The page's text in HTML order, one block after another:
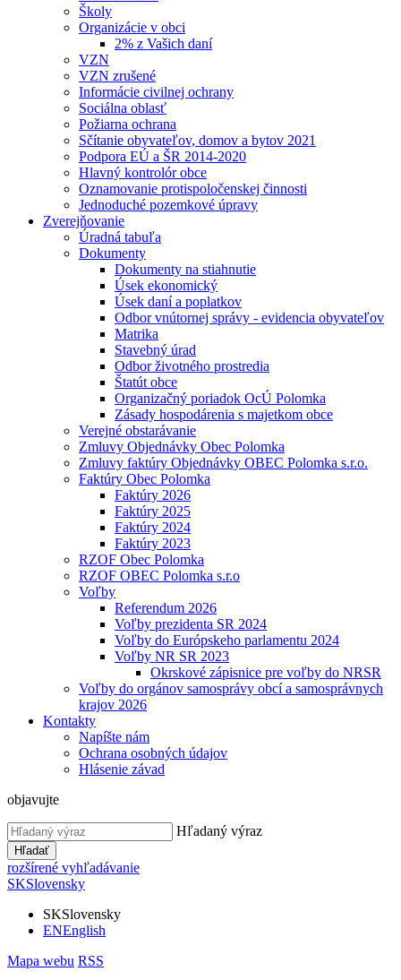
Školy
Organizácie v obci
2% z Vašich daní
VZN
VZN zrušené
Informácie civilnej ochrany
Sociálna oblasť
Požiarna ochrana
Sčítanie obyvateľov, domov a bytov 2021
Podpora EÚ a ŠR 2014-2020
Hlavný kontrolór obce
Oznamovanie protispoločenskej činnosti
Jednoduché pozemkové úpravy
Zverejňovanie
Úradná tabuľa
Dokumenty
Dokumenty na stiahnutie
Úsek ekonomický
Úsek daní a poplatkov
Odbor vnútornej správy - evidencia obyvateľov
Matrika
Stavebný úrad
Odbor životného prostredia
Štatút obce
Organizačný poriadok OcÚ Polomka
Zásady hospodárenia s majetkom obce
Verejné obstarávanie
Zmluvy Objednávky Obec Polomka
Zmluvy faktúry Objednávky OBEC Polomka s.r.o.
Faktúry Obec Polomka
Faktúry 2026
Faktúry 2025
Faktúry 2024
Faktúry 2023
RZOF Obec Polomka
RZOF OBEC Polomka s.r.o
Voľby
Referendum 2026
Voľby prezidenta SR 2024
Voľby do Európskeho parlamentu 2024
Voľby NR SR 2023
Okrskové zápisnice pre voľby do NRSR
Voľby do orgánov samosprávy obcí a samosprávnych
krajov 2026
Kontakty
Napíšte nám
Ochrana osobných údajov
Hlásenie závad
objavujte
Hľadaný výraz
Hľadať
rozšírené vyhľadávanie
SKSlovensky
SKSlovensky
ENEnglish
Mapa webu RSS